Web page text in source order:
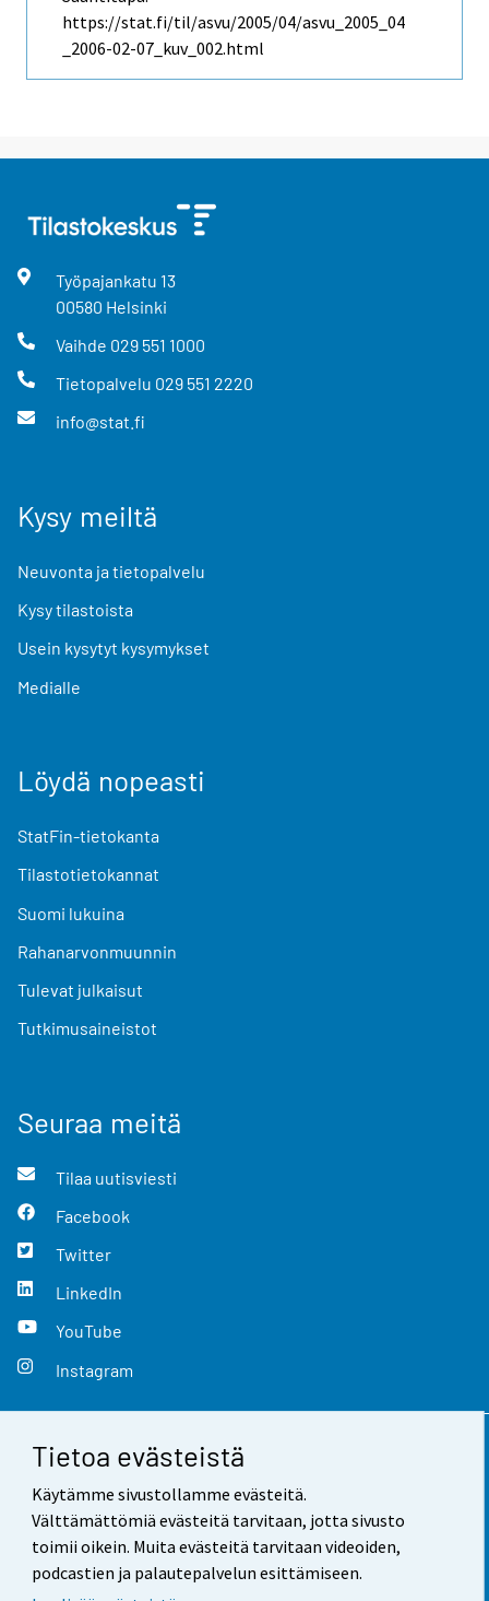
Tietoa evästeistä
Käytämme sivustollamme evästeitä.
Välttämättömiä evästeitä tarvitaan, jotta sivusto
toimii oikein. Muita evästeitä tarvitaan videoiden,
podcastien ja palautepalvelun esittämiseen.
https://stat.fi/til/asvu/2005/04/asvu_2005_04
_2006-02-07_kuv_002.html
Työpajankatu 13
00580 Helsinki
Vaihde 029 551 1000
Tietopalvelu 029 551 2220
info@stat.fi
Kysy meiltä
Neuvonta ja tietopalvelu
Kysy tilastoista
Usein kysytyt kysymykset
Medialle
Löydä nopeasti
StatFin-tietokanta
Tilastotietokannat
Suomi lukuina
Rahanarvonmuunnin
Tulevat julkaisut
Tutkimusaineistot
Seuraa meitä
Tilaa uutisviesti
Facebook
Twitter
LinkedIn
YouTube
Instagram
Yhteystiedot
Palaute
Käyttöehdot